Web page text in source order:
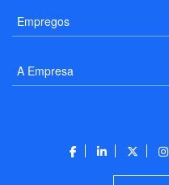
Empregos
A Empresa